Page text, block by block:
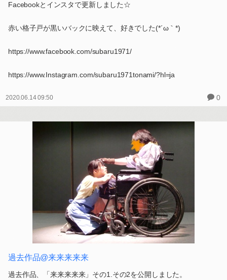
Facebookとインスタで更新しました☆
赤い格子戸が黒いバックに映えて、好きでした(*´ω｀*)
https://www.facebook.com/subaru1971/
https://www.Instagram.com/subaru1971tonami/?hl=ja
2020.06.14 09:50 0
過去作品@来来来来来
過去作品、「来来来来来」その1.その2を公開しました。